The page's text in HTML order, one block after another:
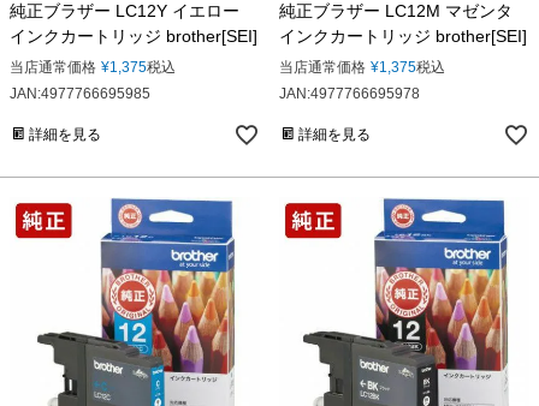
純正ブラザー LC12Y イエロー
インクカートリッジ brother[SEI]
当店通常価格 ¥1,375税込
JAN:4977766695985
詳細を見る
純正ブラザー LC12M マゼンタ
インクカートリッジ brother[SEI]
当店通常価格 ¥1,375税込
JAN:4977766695978
詳細を見る